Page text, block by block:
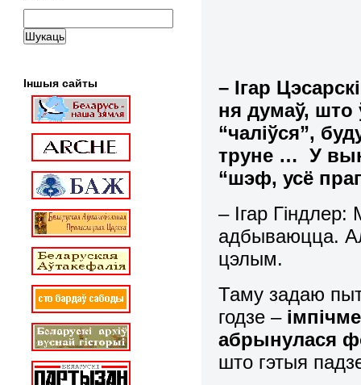
– Ігар
ня думаў, што
“чаліўся”,
труне … У
“шэф, усё
– Ігар
адбываюцца.
цэлым.
Таму задаю
годзе –
абрынулася
што гэтыя
Іншыя сайты